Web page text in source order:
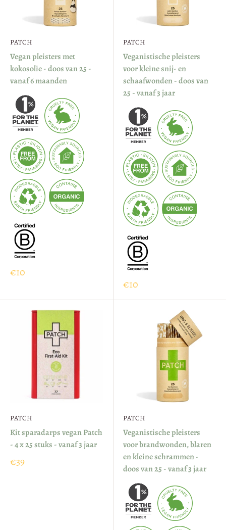
PATCH
Vegan pleisters met
kokosolie - doos van 25 -
vanaf 6 maanden
€10
PATCH
Veganistische pleisters
voor kleine snij- en
schaafwonden - doos van
25 - vanaf 3 jaar
€10
PATCH
Kit sparadarps vegan Patch
- 4 x 25 stuks - vanaf 3 jaar
€39
PATCH
Veganistische pleisters
voor brandwonden, blaren
en kleine schrammen -
doos van 25 - vanaf 3 jaar